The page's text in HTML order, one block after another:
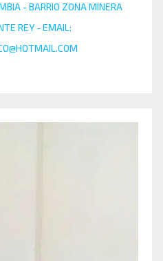
- BARRIO ZONA MINERA
REY - EMAIL: